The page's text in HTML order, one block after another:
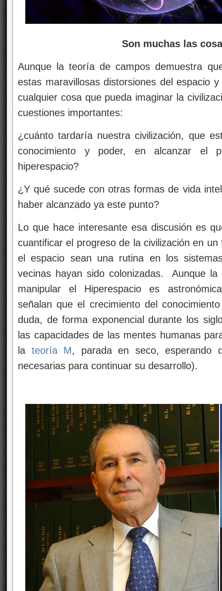
Son muchas las
Aunque la teoría de campos demuestra
estas maravillosas distorsiones del espacio
cualquier cosa que pueda imaginar la
cuestiones importantes:
¿cuánto tardaría nuestra civilización, que
conocimiento y poder, en alcanzar el
hiperespacio?
¿Y qué sucede con otras formas de vida
haber alcanzado ya este punto?
Lo que hace interesante esa discusión es
cuantificar el progreso de la civilización en
el espacio sean una rutina en los
vecinas hayan sido colonizadas. Aunque
manipular el Hiperespacio es
señalan que el crecimiento del
duda, de forma exponencial durante los
las capacidades de las mentes humanas
la teoría M, parada en seco, esperando
necesarias para continuar su desarrollo).